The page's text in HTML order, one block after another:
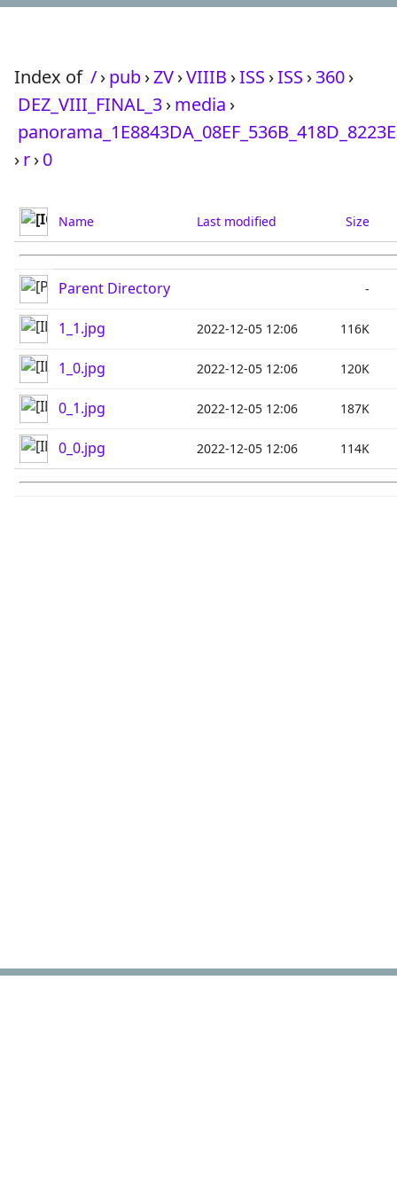
Index of /›pub›ZV›VIIIB ›ISS ›ISS ›360›
DEZ_VIII_FINAL_3›media ›
›r›0
Name Last modified Size
Parent Directory -
1_1.jpg 2022-12-05 12:06 116K
1_0.jpg 2022-12-05 12:06 120K
0_1.jpg 2022-12-05 12:06 187K
0_0.jpg 2022-12-05 12:06 114K